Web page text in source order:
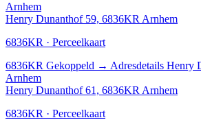
Arnhem
Henry Dunanthof 59, 6836KR Arnhem
6836KR · Perceelkaart
6836KR Gekoppeld → Adresdetails Henry
Arnhem
Henry Dunanthof 61, 6836KR Arnhem
6836KR · Perceelkaart